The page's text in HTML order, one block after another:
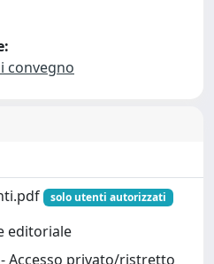
convegno
solo utenti autorizzati
editoriale
- Accesso privato/ristretto